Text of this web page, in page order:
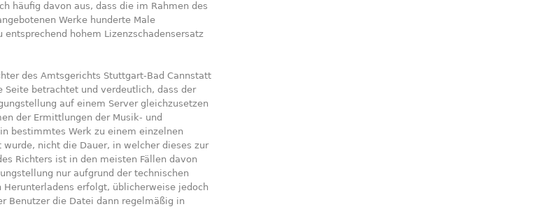
häufig davon aus, dass die im Rahmen des
Werke hunderte Male
entsprechend hohem Lizenzschadensersatz
des Amtsgerichts Stuttgart-Bad Cannstatt
Seite betrachtet und verdeutlich, dass der
auf einem Server gleichzusetzen
der Ermittlungen der Musik- und
bestimmtes Werk zu einem einzelnen
nicht die Dauer, in welcher dieses zur
Richters ist in den meisten Fällen davon
nur aufgrund der technischen
Herunterladens erfolgt, üblicherweise jedoch
Benutzer die Datei dann regelmäßig in